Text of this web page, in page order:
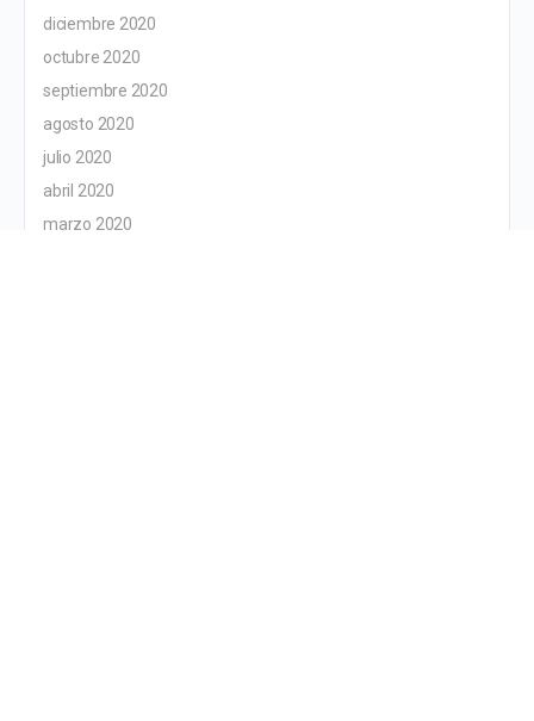
diciembre 2020
octubre 2020
septiembre 2020
agosto 2020
julio 2020
abril 2020
marzo 2020